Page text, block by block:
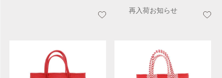
再入荷お知らせ